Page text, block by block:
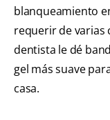
blanqueamiento
requerir de varias
dentista le dé
gel más suave
casa.